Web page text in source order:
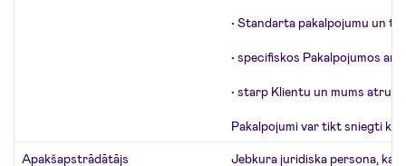
• Standarta pakalpojumu un
• specifiskos Pakalpojumos ar
• starp Klientu un mums
Pakalpojumi var tikt sniegti kā
Apakšapstrādātājs Jebkura juridiska persona,